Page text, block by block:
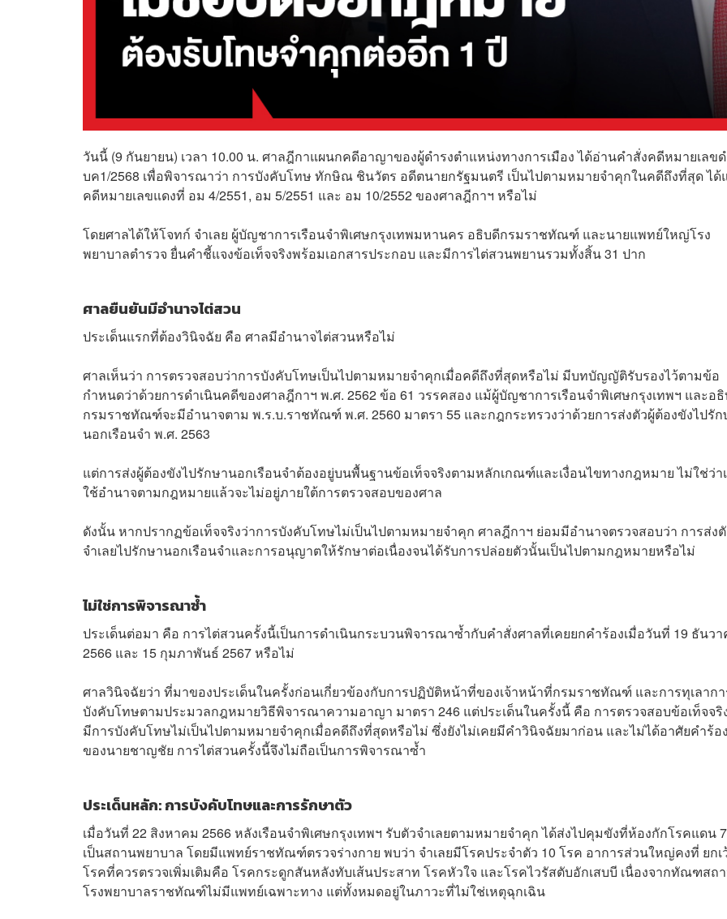
วันนี้ (9 กันยายน) เวลา 10.00 น. ศาลฎีกาแผนกคดีอาญาของผู้ดำรงตำแหน่งทางการเมือง ได้อ่านคำสั่งคดีหมายเลข
บค1/2568 เพื่อพิจารณาว่า การบังคับโทษ ทักษิณ ชินวัตร อดีตนายกรัฐมนตรี เป็นไปตามหมายจำคุกในคดีถึงที่สุด ได้
คดีหมายเลขแดงที่ อม 4/2551, อม 5/2551 และ อม 10/2552 ของศาลฎีกาฯ หรือไม่
โดยศาลได้ให้โจทก์ จำเลย ผู้บัญชาการเรือนจำพิเศษกรุงเทพมหานคร อธิบดีกรมราชทัณฑ์ และนายแพทย์ใหญ่โรง
พยาบาลตำรวจ ยื่นคำชี้แจงข้อเท็จจริงพร้อมเอกสารประกอบ และมีการไต่สวนพยานรวมทั้งสิ้น 31 ปาก
ศาลยืนยันมีอำนาจไต่สวน
ประเด็นแรกที่ต้องวินิจฉัย คือ ศาลมีอำนาจไต่สวนหรือไม่
ศาลเห็นว่า การตรวจสอบว่าการบังคับโทษเป็นไปตามหมายจำคุกเมื่อคดีถึงที่สุดหรือไม่ มีบทบัญญัติรับรองไว้ตามข้อ
กำหนดว่าด้วยการดำเนินคดีของศาลฎีกาฯ พ.ศ. 2562 ข้อ 61 วรรคสอง แม้ผู้บัญชาการเรือนจำพิเศษกรุงเทพฯ และอ
กรมราชทัณฑ์จะมีอำนาจตาม พ.ร.บ.ราชทัณฑ์ พ.ศ. 2560 มาตรา 55 และกฎกระทรวงว่าด้วยการส่งตัวผู้ต้องขังไปรัก
นอกเรือนจำ พ.ศ. 2563
แต่การส่งผู้ต้องขังไปรักษานอกเรือนจำต้องอยู่บนพื้นฐานข้อเท็จจริงตามหลักเกณฑ์และเงื่อนไขทางกฎหมาย ไม่ใช่ว่า
ใช้อำนาจตามกฎหมายแล้วจะไม่อยู่ภายใต้การตรวจสอบของศาล
ดังนั้น หากปรากฏข้อเท็จจริงว่าการบังคับโทษไม่เป็นไปตามหมายจำคุก ศาลฎีกาฯ ย่อมมีอำนาจตรวจสอบว่า การส่ง
จำเลยไปรักษานอกเรือนจำและการอนุญาตให้รักษาต่อเนื่องจนได้รับการปล่อยตัวนั้นเป็นไปตามกฎหมายหรือไม่
ไม่ใช่การพิจารณาซ้ำ
ประเด็นต่อมา คือ การไต่สวนครั้งนี้เป็นการดำเนินกระบวนพิจารณาซ้ำกับคำสั่งศาลที่เคยยกคำร้องเมื่อวันที่ 19 ธันว
2566 และ 15 กุมภาพันธ์ 2567 หรือไม่
ศาลวินิจฉัยว่า ที่มาของประเด็นในครั้งก่อนเกี่ยวข้องกับการปฏิบัติหน้าที่ของเจ้าหน้าที่กรมราชทัณฑ์ และการทุเลาก
บังคับโทษตามประมวลกฎหมายวิธีพิจารณาความอาญา มาตรา 246 แต่ประเด็นในครั้งนี้ คือ การตรวจสอบข้อเท็จจริ
มีการบังคับโทษไม่เป็นไปตามหมายจำคุกเมื่อคดีถึงที่สุดหรือไม่ ซึ่งยังไม่เคยมีคำวินิจฉัยมาก่อน และไม่ได้อาศัยคำร้อ
ของนายชาญชัย การไต่สวนครั้งนี้จึงไม่ถือเป็นการพิจารณาซ้ำ
ประเด็นหลัก: การบังคับโทษและการรักษาตัว
เมื่อวันที่ 22 สิงหาคม 2566 หลังเรือนจำพิเศษกรุงเทพฯ รับตัวจำเลยตามหมายจำคุก ได้ส่งไปคุมขังที่ห้องกักโรคแดน
เป็นสถานพยาบาล โดยมีแพทย์ราชทัณฑ์ตรวจร่างกาย พบว่า จำเลยมีโรคประจำตัว 10 โรค อาการส่วนใหญ่คงที่ ยกเ
โรคที่ควรตรวจเพิ่มเติมคือ โรคกระดูกสันหลังทับเส้นประสาท โรคหัวใจ และโรคไวรัสตับอักเสบบี เนื่องจากทัณฑสถ
โรงพยาบาลราชทัณฑ์ไม่มีแพทย์เฉพาะทาง แต่ทั้งหมดอยู่ในภาวะที่ไม่ใช่เหตุฉุกเฉิน